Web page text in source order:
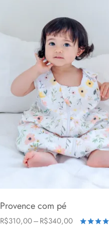
Provence com pé
R$310,00–R$340,00Faixa